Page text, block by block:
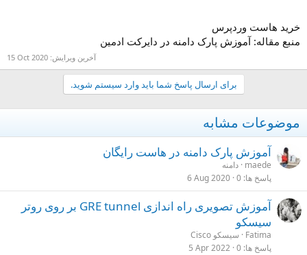
خرید هاست وردپرس​
منبع مقاله: آموزش پارک دامنه در دایرکت ادمین
آخرین ویرایش: 15 Oct 2020
برای ارسال پاسخ شما باید وارد سیستم شوید.
موضوعات مشابه
آموزش پارک دامنه در هاست رایگان
maede دامنه
پاسخ ها 0
6 Aug 2020
آموزش تصویری راه اندازی GRE tunnel بر روی روتر
سیسکو
Fatima
سیسکو Cisco
پاسخ ها 0
5 Apr 2022